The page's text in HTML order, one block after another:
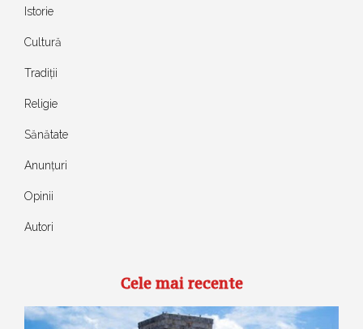
Istorie
Cultură
Tradiții
Religie
Sănătate
Anunțuri
Opinii
Autori
Cele mai recente